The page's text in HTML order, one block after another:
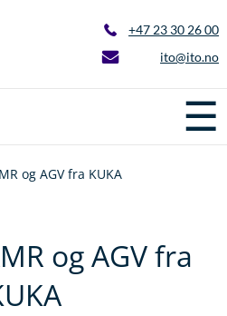
+47 23 30 26 00
ito@ito.no
☰
og AGV fra KUKA
og AGV fra